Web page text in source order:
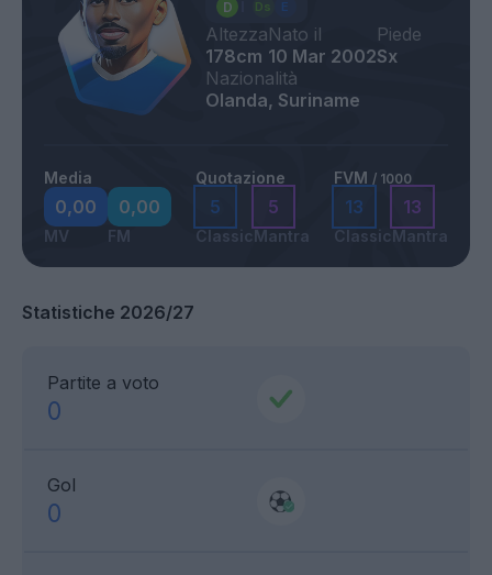
Altezza
178cm
Nato il
10 Mar 2002
Piede
Sx
Nazionalità
Olanda, Suriname
Media
0,00
MV
0,00
FM
Quotazione
5
Classic
5
Mantra
FVM / 1000
13
Classic
13
Mantra
Statistiche 2026/27
Partite a voto
0
Gol
0